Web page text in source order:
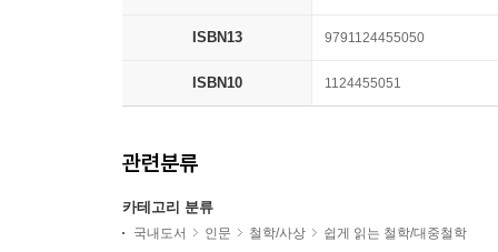
ISBN13 9791124455050
ISBN10 1124455051
관련분류
카테고리 분류
국내도서 인문 철학/사상 쉽게 읽는 철학/대중철학